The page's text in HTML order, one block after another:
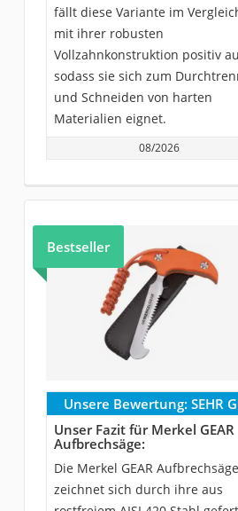
fällt diese Variante im
mit ihrer robusten
Vollzahnkonstruktion positiv
sodass sie sich zum
und Schneiden von harten
Materialien eignet.
08/2026
Bestseller
Unsere Bewertung: SEHR
Unser Fazit für Merkel GEAR
Aufbrechsäge:
Die Merkel GEAR Aufbrechsäge
zeichnet sich durch ihre aus